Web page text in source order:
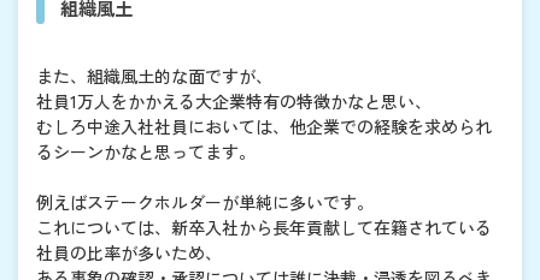
組織風土
また、組織風土的な面ですが、
社員1万人をかかえる大企業特有の特徴かなと思い、
むしろ中途入社社員においては、他企業での経験を求められ
るシーンかなと思ってます。
例えばステークホルダーが単純に多いです。
これについては、新卒入社から長年貢献して在籍されている
社員の比率が多いため、